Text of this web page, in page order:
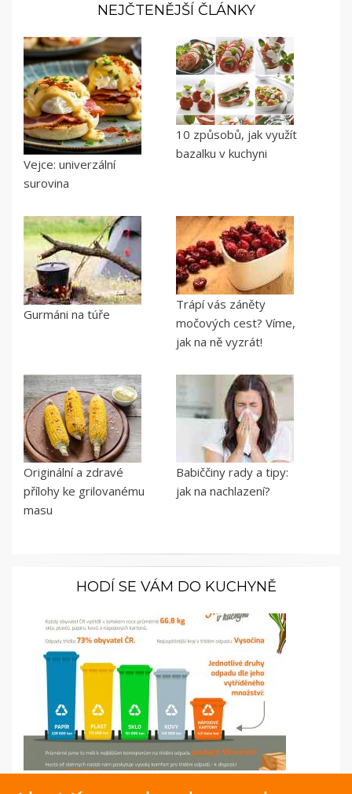
NEJČTENĚJŠÍ ČLÁNKY
Vejce: univerzální
surovina
10 způsobů, jak využít
bazalku v kuchyni
Gurmáni na túře
Trápí vás záněty
močových cest? Víme,
jak na ně vyzrát!
Originální a zdravé
přílohy ke grilovanému
masu
Babiččiny rady a tipy:
jak na nachlazení?
HODÍ SE VÁM DO KUCHYNĚ
Infografika: Jak Češi třídili odpad v roce 2020?